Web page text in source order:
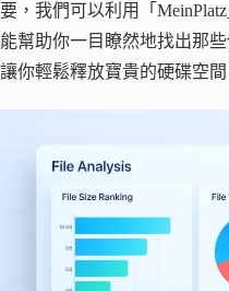
要，我們可以利用「
能幫助你一目瞭然地找出那
讓你輕鬆釋放寶貴的硬碟空間